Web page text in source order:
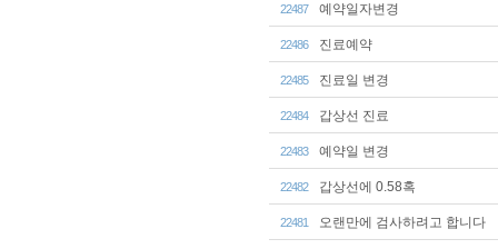
22487 예약일자변경
22486 진료예약
22485 진료일 변경
22484 갑상선 진료
22483 예약일 변경
22482 갑상선에 0.58혹
22481 오랜만에 검사하려고 합니다